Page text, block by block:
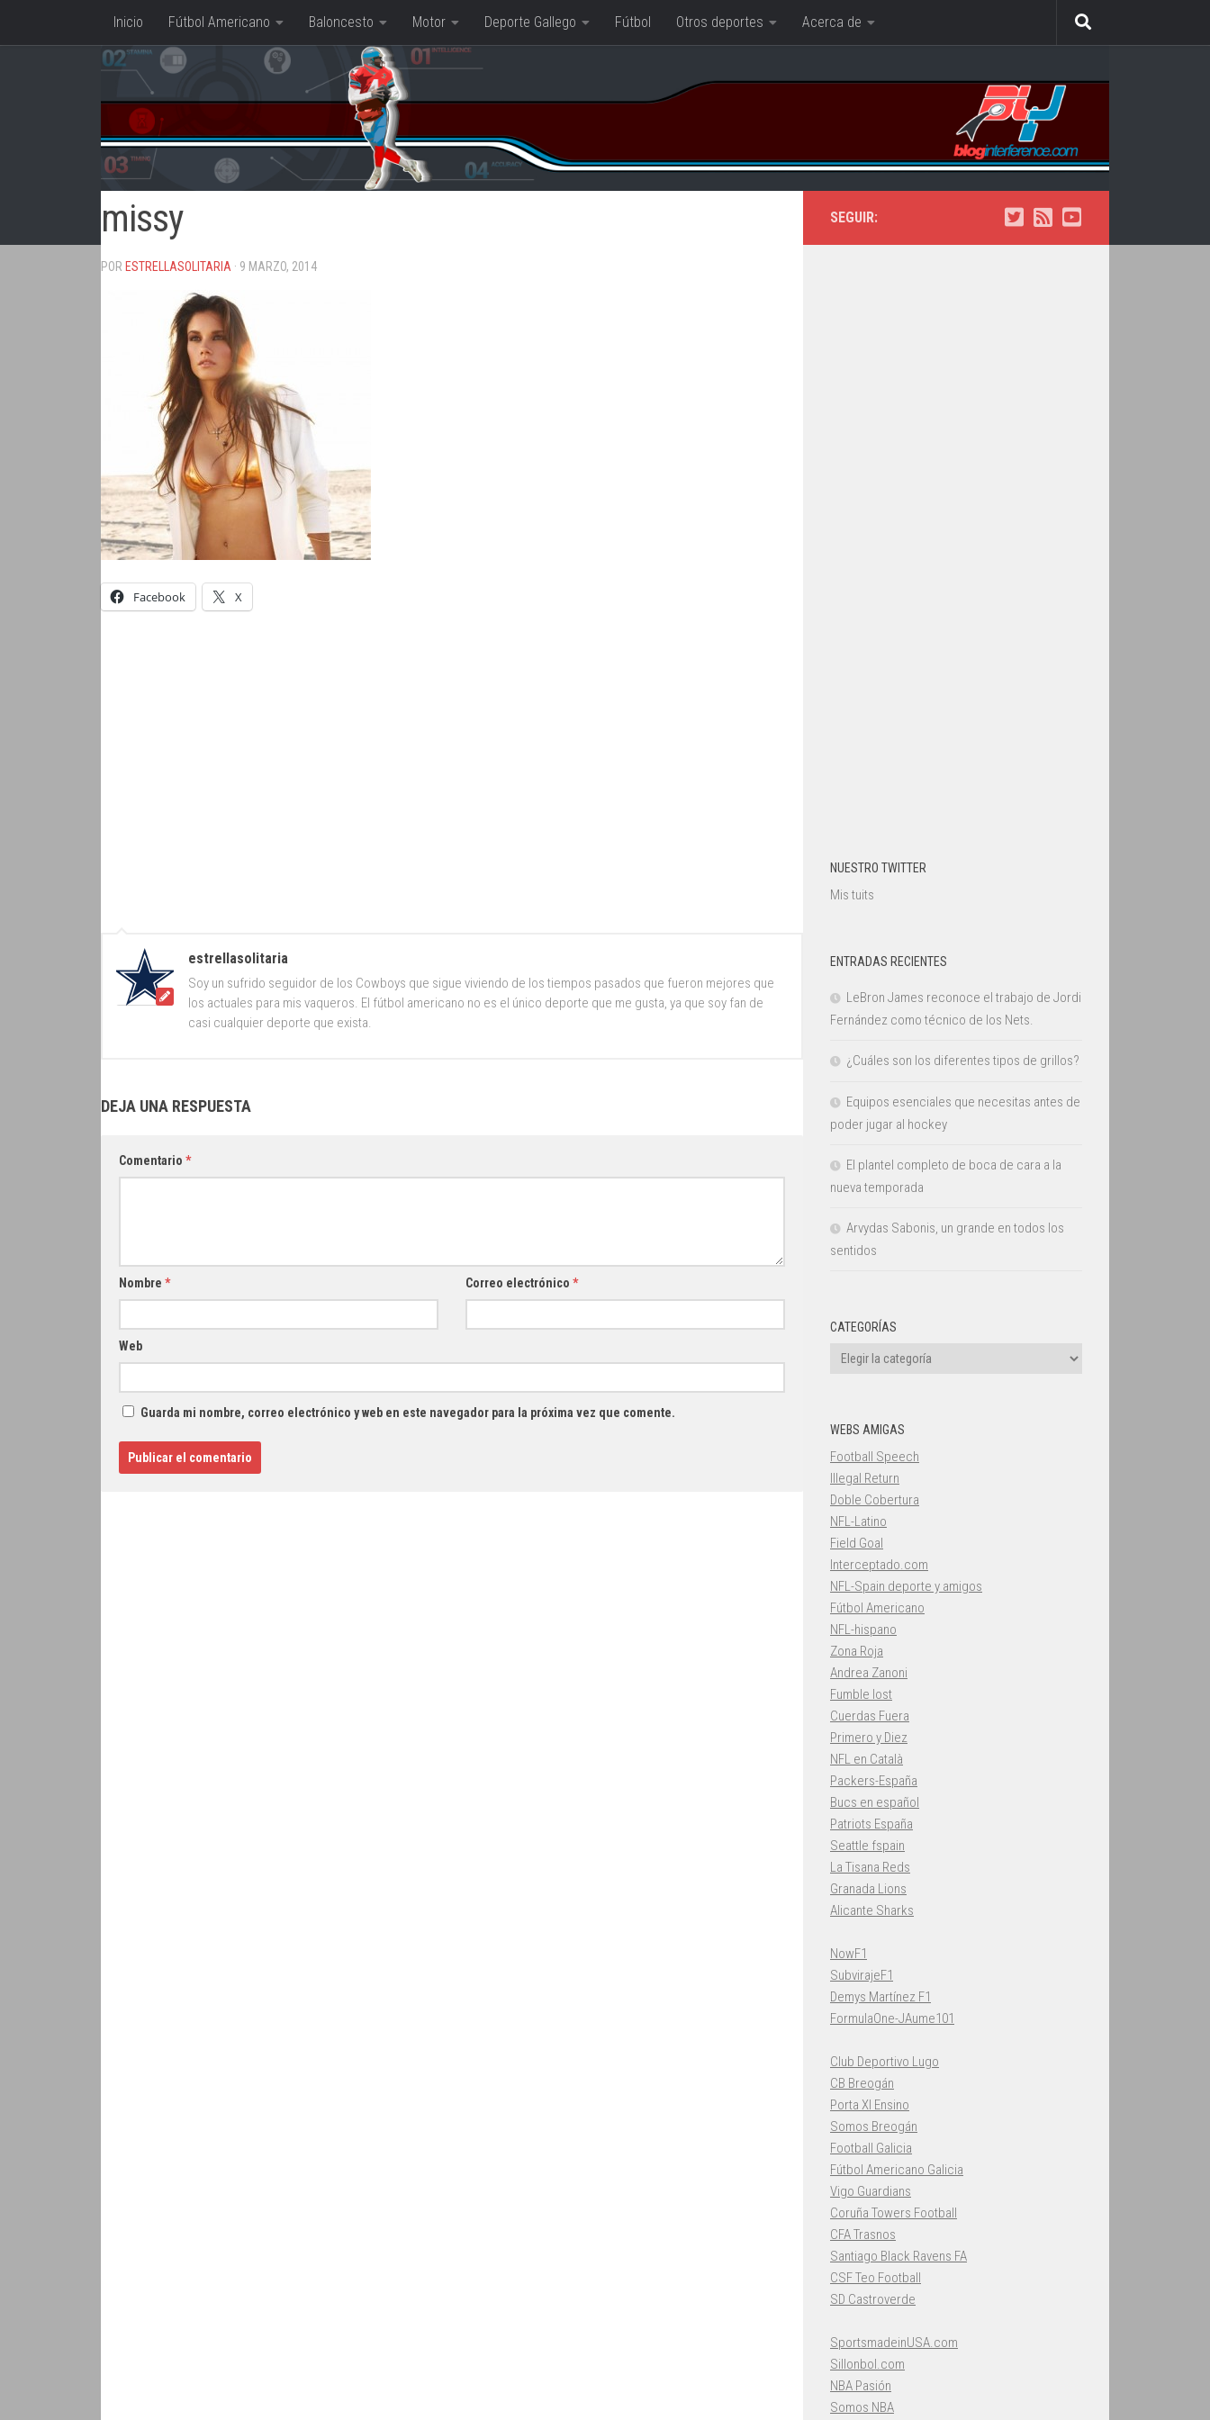
Saltar al contenido
Inicio Fútbol Americano Baloncesto Motor Deporte Gallego Fútbol Otros deportes Acerca de
missy
POR ESTRELLASOLITARIA · 9 MARZO, 2014
Facebook X
estrellasolitaria
Soy un sufrido seguidor de los Cowboys que sigue viviendo de los tiempos pasados que fueron mejores que
los actuales para mis vaqueros. El fútbol americano no es el único deporte que me gusta, ya que soy fan de
casi cualquier deporte que exista.
DEJA UNA RESPUESTA
Comentario *
Nombre * Correo electrónico *
Web
Guarda mi nombre, correo electrónico y web en este navegador para la próxima vez que comente.
SEGUIR:
NUESTRO TWITTER
Mis tuits
ENTRADAS RECIENTES
LeBron James reconoce el trabajo de Jordi
Fernández como técnico de los Nets.
¿Cuáles son los diferentes tipos de grillos?
Equipos esenciales que necesitas antes de
poder jugar al hockey
El plantel completo de boca de cara a la
nueva temporada
Arvydas Sabonis, un grande en todos los
sentidos
CATEGORÍAS
Categorías
WEBS AMIGAS
Football Speech
Illegal Return
Doble Cobertura
NFL-Latino
Field Goal
Interceptado.com
NFL-Spain deporte y amigos
Fútbol Americano
NFL-hispano
Zona Roja
Andrea Zanoni
Fumble lost
Cuerdas Fuera
Primero y Diez
NFL en Català
Packers-España
Bucs en español
Patriots España
Seattle fspain
La Tisana Reds
Granada Lions
Alicante Sharks
NowF1
SubvirajeF1
Demys Martínez F1
FormulaOne-JAume101
Club Deportivo Lugo
CB Breogán
Porta XI Ensino
Somos Breogán
Football Galicia
Fútbol Americano Galicia
Vigo Guardians
Coruña Towers Football
CFA Trasnos
Santiago Black Ravens FA
CSF Teo Football
SD Castroverde
SportsmadeinUSA.com
Sillonbol.com
NBA Pasión
Somos NBA